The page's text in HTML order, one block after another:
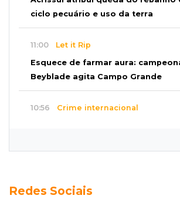
ciclo pecuário e uso da terra
11:00 Let it Rip
Esquece de farmar aura:
Beyblade agita Campo Grande
10:56 Crime internacional
MS já tem projetos em mercado
Redes Sociais